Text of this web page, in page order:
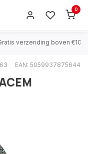
0
verzending boven €100
EAN: 5059937875644